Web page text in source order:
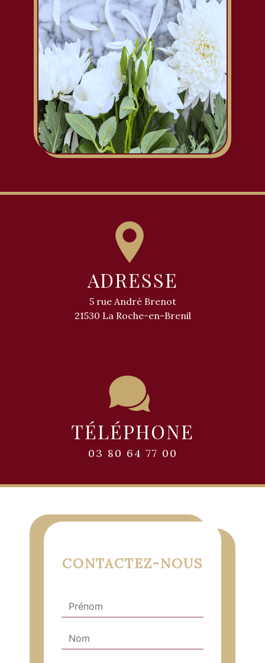
ADRESSE
5 rue André Brenot
21530 La Roche-en-Brenil
TÉLÉPHONE
03 80 64 77 00
CONTACTEZ-NOUS